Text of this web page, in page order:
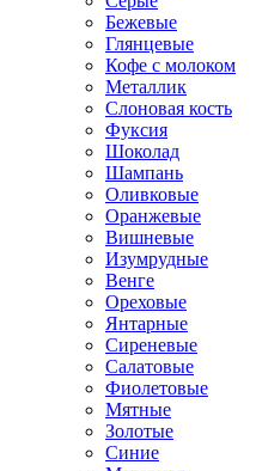
Бежевые
Глянцевые
Кофе с молоком
Металлик
Слоновая кость
Фуксия
Шоколад
Шампань
Оливковые
Оранжевые
Вишневые
Изумрудные
Венге
Ореховые
Янтарные
Сиреневые
Салатовые
Фиолетовые
Мятные
Золотые
Синие